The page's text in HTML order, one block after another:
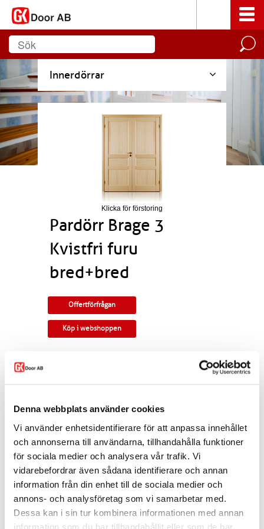
Denna webbplats använder cookies
Vi använder enhetsidentifierare för att anpassa innehållet
och annonserna till användarna, tillhandahålla funktioner
för sociala medier och analysera vår trafik. Vi
vidarebefordrar även sådana identifierare och annan
information från din enhet till de sociala medier och
annons- och analysföretag som vi samarbetar med.
Dessa kan i sin tur kombinera informationen med annan
information som du har tillhandahållit eller som de har
Innerdörrar
Klicka för förstoring
Pardörr Brage 3
Kvistfri furu
bred+bred
Offertförfrågan
Köp i webshoppen
Tillverkningsvara i samtliga storlekar. Som
slutbleck och kantregel. Kan modifieras till
gammal standard, tappbärande gångjärn, valfri
kulör, egna idéer. Modellen finns som enkeldörr,
pardörr i lika eller olika delning, skjutdörr samt
parskjutdörr.
offertförfrågan väljer du mått, ytbehandling,
karmsamttrycke.